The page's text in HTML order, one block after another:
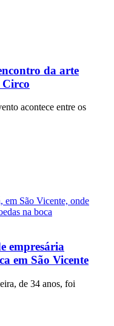
da arte
Circo
acontece entre os
empresária
em São Vicente
de 34 anos, foi